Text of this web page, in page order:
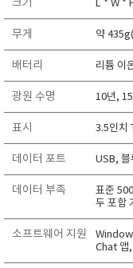
크기 L * W *
무게 약
배터리 리튬 이
광원 수명 10년,
표시 3.5인치
데이터 포트 USB, 블
데이터 부족
표준
두 포함
소프트웨어 지원
Chat 앱